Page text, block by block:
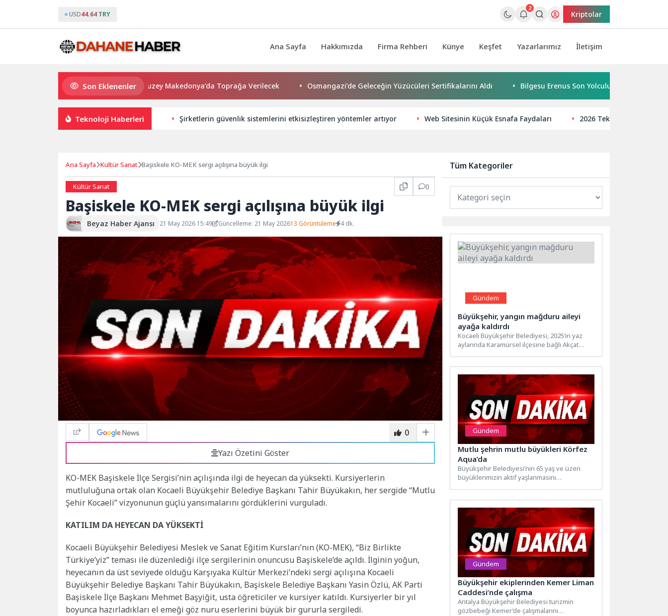
USD44.64 TRY
2
Kriptolar
Ana Sayfa Hakkımızda Firma Rehberi Künye Keşfet Yazarlarımız İletişim
Son Eklenenler
Cansever Hayatını Kaybetti: Kuzey Makedonya’da Toprağa Verilecek Osmangazi’de Geleceğin Yüzücüleri Sertifikalarını Aldı Bilgesu Erenus Son Yolculuğuna Uğurlandı
Teknoloji Haberleri Şirketlerin güvenlik sistemlerini etkisizleştiren yöntemler artıyor Web Sitesinin Küçük Esnafa Faydaları 2026 Teknoloji Trendleri
Ana Sayfa Kültür Sanat Başiskele KO-MEK sergi açılışına büyük ilgi
Kültür Sanat 0
Başiskele KO-MEK sergi açılışına büyük ilgi
Beyaz Haber Ajansı 21 May 2026 15:49 Güncelleme: 21 May 202613 Görüntüleme 4 dk.
0
Yazı Özetini Göster
KO-MEK Başiskele İlçe Sergisi’nin açılışında ilgi de heyecan da yüksekti. Kursiyerlerin
mutluluğuna ortak olan Kocaeli Büyükşehir Belediye Başkanı Tahir Büyükakın, her sergide “Mutlu
Şehir Kocaeli” vizyonunun güçlü yansımalarını gördüklerini vurguladı.
KATILIM DA HEYECAN DA YÜKSEKTİ
Kocaeli Büyükşehir Belediyesi Meslek ve Sanat Eğitim Kursları’nın (KO-MEK), “Biz Birlikte
Türkiye’yiz” teması ile düzenlediği ilçe sergilerinin onuncusu Başiskele’de açıldı. İlginin yoğun,
heyecanın da üst seviyede olduğu Karşıyaka Kültür Merkezi’ndeki sergi açılışına Kocaeli
Büyükşehir Belediye Başkanı Tahir Büyükakın, Başiskele Belediye Başkanı Yasin Özlü, AK Parti
Başiskele İlçe Başkanı Mehmet Başyiğit, usta öğreticiler ve kursiyer katıldı. Kursiyerler bir yıl
boyunca hazırladıkları el emeği göz nuru eserlerini büyük bir gururla sergiledi.
Tüm Kategoriler
Gündem
Büyükşehir, yangın mağduru aileyi
ayağa kaldırdı
Kocaeli Büyükşehir Belediyesi, 2025’in yaz
aylarında Karamürsel ilçesine bağlı Akçat
Gündem
Mutlu şehrin mutlu büyükleri Körfez
Aqua’da
Büyükşehir Belediyesi’nin 65 yaş ve üzeri
büyüklerimizin aktif yaşlanmasını
Gündem
Büyükşehir ekiplerinden Kemer Liman
Caddesi’nde çalışma
Antalya Büyükşehir Belediyesi turizmin
gözbebeği Kemer’de çalışmalarını